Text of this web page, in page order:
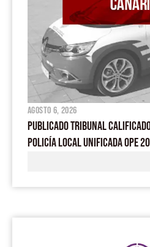
agosto 6, 2026
PUBLICADO TRIBUNAL
POLICÍA LOCAL UNIFICADA OPE